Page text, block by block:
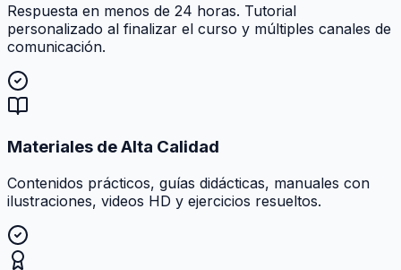
Respuesta en menos de 24 horas. Tutorial
personalizado al finalizar el curso y múltiples canales de
comunicación.
Materiales de Alta Calidad
Contenidos prácticos, guías didácticas, manuales con
ilustraciones, videos HD y ejercicios resueltos.